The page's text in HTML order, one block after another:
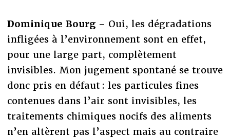
Dominique Bourg – Oui, les dégradations
infligées à l’environnement sont en effet,
pour une large part, complètement
invisibles. Mon jugement spontané se trouve
donc pris en défaut : les particules fines
contenues dans l’air sont invisibles, les
traitements chimiques nocifs des aliments
n’en altèrent pas l’aspect mais au contraire